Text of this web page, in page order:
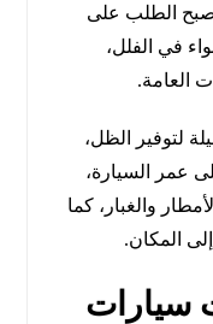
أصبح الطلب على
في الفلل،
العامة.
لتوفير الظل،
عمر السيارة،
والغبار، كما
المكان.
سيارات